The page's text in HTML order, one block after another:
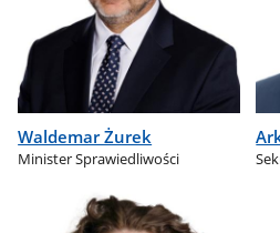
Waldemar Żurek
Minister Sprawiedliwości